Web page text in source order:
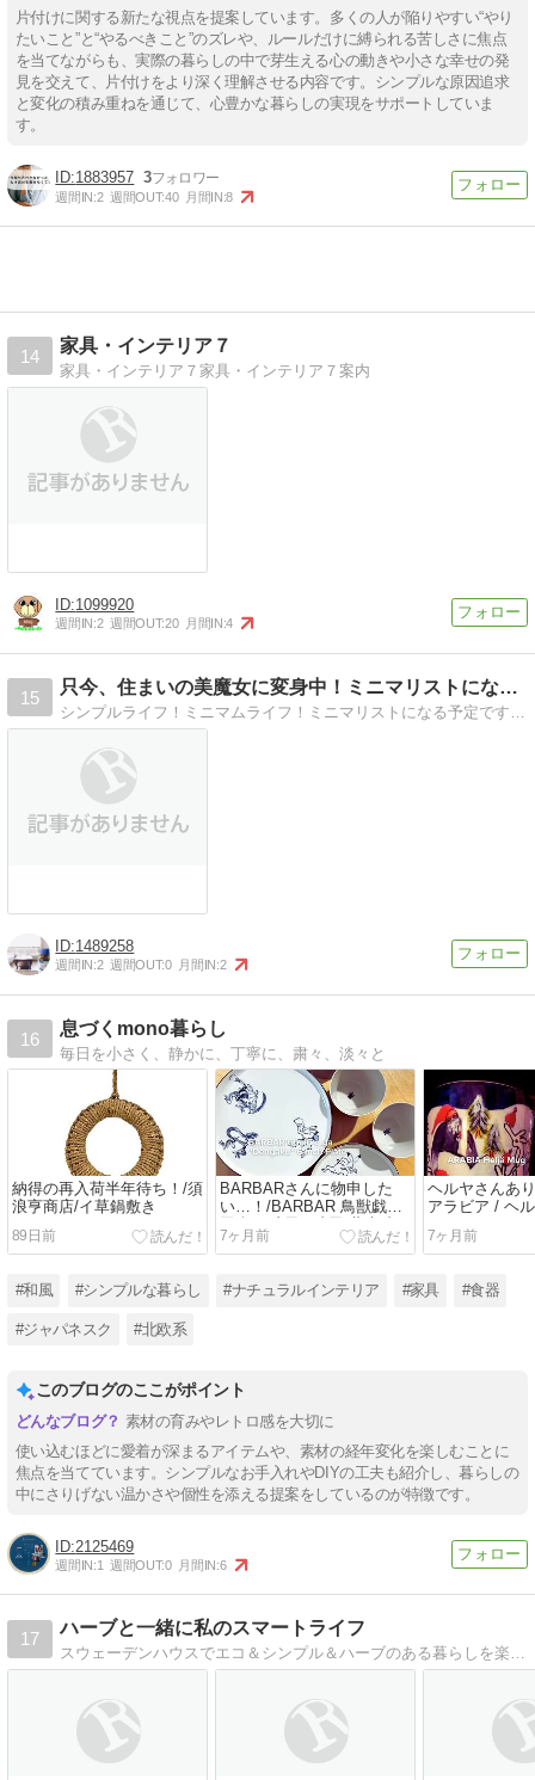
片付けに関する新たな視点を提案しています。多くの人が陥りやすい“やり
たいこと”と“やるべきこと”のズレや、ルールだけに縛られる苦しさに焦点
を当てながらも、実際の暮らしの中で芽生える心の動きや小さな幸せの発
見を交えて、片付けをより深く理解させる内容です。シンプルな原因追求
と変化の積み重ねを通じて、心豊かな暮らしの実現をサポートしていま
す。
1883957 3
週間IN:2 週間OUT:40 月間IN:8
14
家具・インテリア７
家具・インテリア７家具・インテリア７案内
1099920
週間IN:2 週間OUT:20 月間IN:4
15
只今、住まいの美魔女に変身中！ミニマリストになる予定
1489258
週間IN:2 週間OUT:0 月間IN:2
16
息づくmono暮らし
毎日を小さく、静かに、丁寧に、粛々、淡々と
納得の再入荷半年待ち！/須
浪亨商店/イ草鍋敷き
89日前
BARBARさんに物申した
い…！/BARBAR 鳥獣戯画
田楽 /6寸皿/5寸皿/蕎麦猪
口/馬場商店/波佐見焼
7ヶ月前
ヘルヤさんあ
アラビア / ヘ
ーマグ/
7ヶ月前
#和風 #シンプルな暮らし #ナチュラルインテリア #家具 #食器
#ジャパネスク #北欧系
このブログのここがポイント
素材の育みやレトロ感を大切に
使い込むほどに愛着が深まるアイテムや、素材の経年変化を楽しむことに
焦点を当てています。シンプルなお手入れやDIYの工夫も紹介し、暮らしの
中にさりげない温かさや個性を添える提案をしているのが特徴です。
2125469
週間IN:1 週間OUT:0 月間IN:6
17
ハーブと一緒に私のスマートライフ
スウェーデンハウスでエコ＆シンプル＆ハーブのある暮らしを楽しむ40代です。ハーブコーディネーター。ファイナンシャルプランナーＣＦＰ＆ライフオーガナイザー。